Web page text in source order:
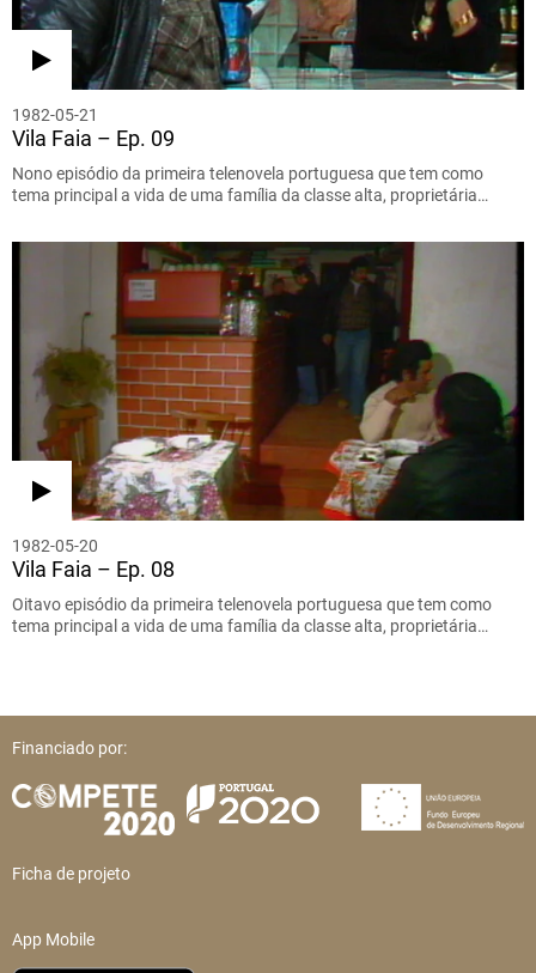
1982-05-21
Vila Faia – Ep. 09
Nono episódio da primeira telenovela portuguesa que tem como
tema principal a vida de uma família da classe alta, proprietária…
1982-05-20
Vila Faia – Ep. 08
Oitavo episódio da primeira telenovela portuguesa que tem como
tema principal a vida de uma família da classe alta, proprietária…
Financiado por:
Ficha de projeto
App Mobile